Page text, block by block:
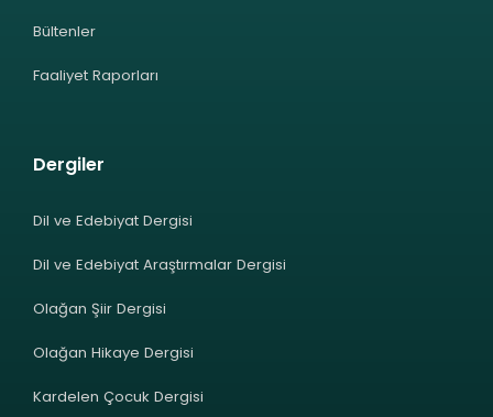
Bültenler
Faaliyet Raporları
Dergiler
Dil ve Edebiyat Dergisi
Dil ve Edebiyat Araştırmalar Dergisi
Olağan Şiir Dergisi
Olağan Hikaye Dergisi
Kardelen Çocuk Dergisi